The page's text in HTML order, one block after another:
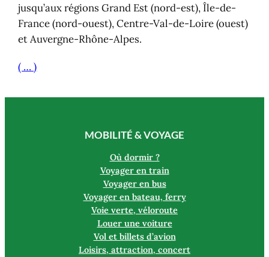
jusqu’aux régions Grand Est (nord-est), Île-de-
France (nord-ouest), Centre-Val-de-Loire (ouest)
et Auvergne-Rhône-Alpes.
( … )
MOBILITÉ & VOYAGE
Où dormir ?
Voyager en train
Voyager en bus
Voyager en bateau, ferry
Voie verte, véloroute
Louer une voiture
Vol et billets d’avion
Loisirs, attraction, concert